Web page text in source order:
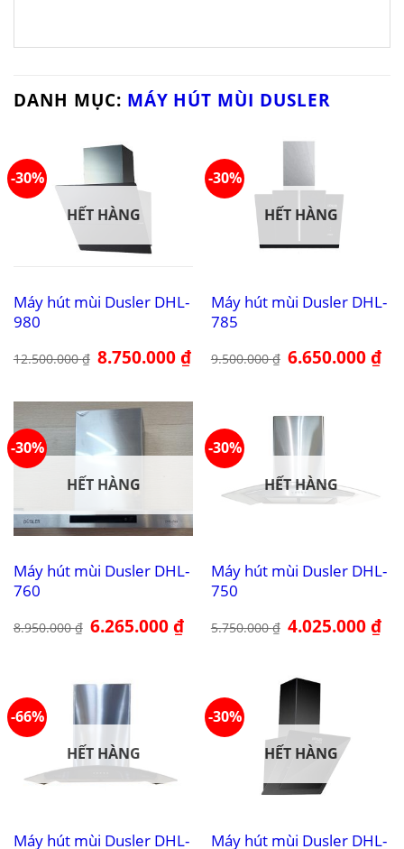
DANH MỤC: MÁY HÚT MÙI DUSLER
-30%
HẾT HÀNG
Máy hút mùi Dusler DHL-
980
12.500.000₫ Giá
gốc
8.750.000₫Giá
hiện
8.750.000 ₫.
-30%
HẾT HÀNG
Máy hút mùi Dusler DHL-
785
9.500.000₫ Giá
gốc
6.650.000₫Giá
-30%
HẾT HÀNG
Máy hút mùi Dusler DHL-
760
8.950.000₫ Giá
gốc
6.265.000₫Giá
hiện
-30%
HẾT HÀNG
Máy hút mùi Dusler DHL-
750
5.750.000₫ Giá
gốc
4.025.000₫Giá
-66%
HẾT HÀNG
Máy hút mùi Dusler DHL-
-30%
HẾT HÀNG
Máy hút mùi Dusler DHL-